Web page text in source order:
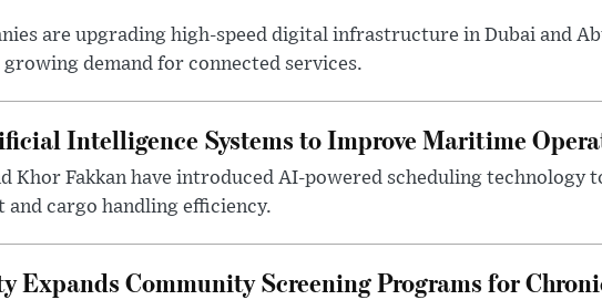
are upgrading high-speed digital infrastructure in Dubai and
demand for connected services.
Intelligence Systems to Improve Maritime
Khor Fakkan have introduced AI-powered scheduling technology
and cargo handling efficiency.
Expands Community Screening Programs for